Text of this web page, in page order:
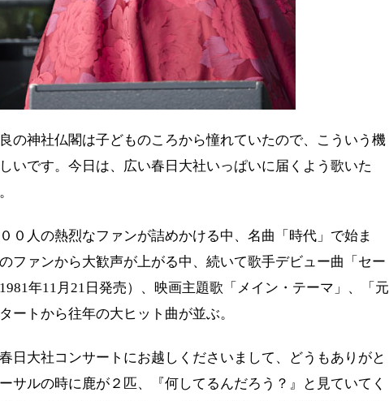
の神社仏閣は子どものころから憧れていたので、こういう機
いです。今日は、広い春日大社いっぱいに届くよう歌いた
０人の熱烈なファンが詰めかける中、名曲「時代」で始ま
ファンから大歓声が上がる中、続いて歌手デビュー曲「セー
年11月21日発売）、映画主題歌「メイン・テーマ」、「元
ートから往年の大ヒット曲が並ぶ。
日大社コンサートにお越しくださいまして、どうもありがと
サルの時に鹿が２匹、『何してるんだろう？』と見ていてく